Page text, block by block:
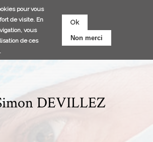
pour vous
de visite. En
vous
de ces
Ok
Non merci
Aller
au
DEVILLEZ